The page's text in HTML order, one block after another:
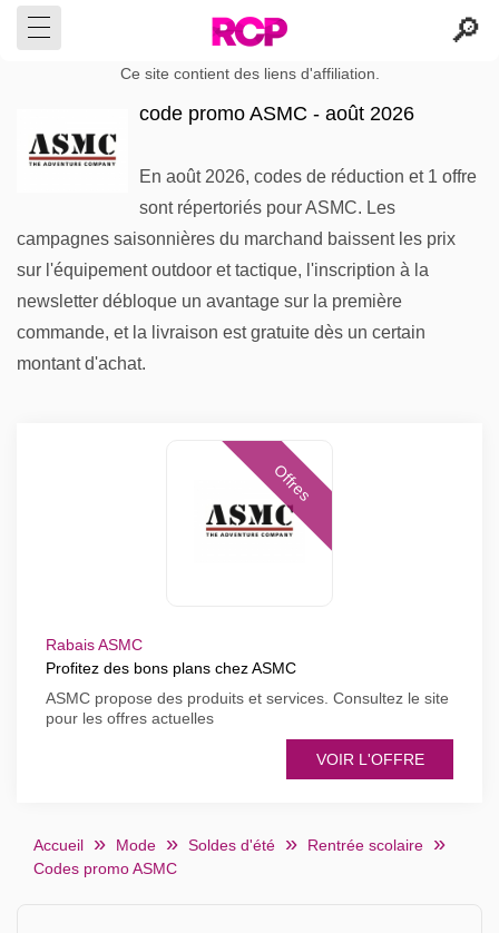
Ce site contient des liens d'affiliation.
code promo ASMC - août 2026
En août 2026, codes de réduction et 1 offre
sont répertoriés pour ASMC. Les
campagnes saisonnières du marchand baissent les prix
sur l'équipement outdoor et tactique, l'inscription à la
newsletter débloque un avantage sur la première
commande, et la livraison est gratuite dès un certain
montant d'achat.
Offres
Rabais ASMC
Profitez des bons plans chez ASMC
ASMC propose des produits et services. Consultez le site
pour les offres actuelles
VOIR L'OFFRE
Accueil Mode Soldes d'été
Rentrée scolaire
Codes promo ASMC